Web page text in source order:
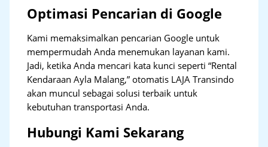
Optimasi Pencarian di Google
Kami memaksimalkan pencarian Google untuk
mempermudah Anda menemukan layanan kami.
Jadi, ketika Anda mencari kata kunci seperti “Rental
Kendaraan Ayla Malang,” otomatis LAJA Transindo
akan muncul sebagai solusi terbaik untuk
kebutuhan transportasi Anda.
Hubungi Kami Sekarang